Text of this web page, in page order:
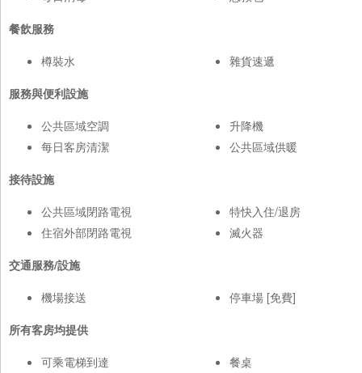
餐飲服務
樽裝水
雜貨速遞
服務與便利設施
公共區域空調
每日客房清潔
升降機
公共區域供暖
接待設施
公共區域閉路電視
住宿外部閉路電視
特快入住/退房
滅火器
交通服務/設施
機場接送
停車場 [免費]
所有客房均提供
可乘電梯到達
餐桌